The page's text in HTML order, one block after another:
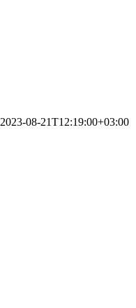
2023-08-21T12:19:00+03:00